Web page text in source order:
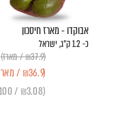
אבוקדו - מארז חיסכון
כ- 1.2 ק"ג, ישראל
(₪37.9 / מארז)
(₪36.9 / מארז)
(₪3.08 / 100 גרם)